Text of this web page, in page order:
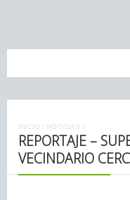
INICIO / NOTICIAS /
REPORTAJE –
VECINDARIO